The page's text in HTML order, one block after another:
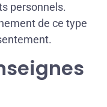
personnels.
de ce type